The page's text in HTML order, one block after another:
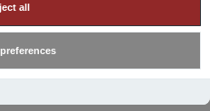
all
ARTURO
COLLECTION
13ANS